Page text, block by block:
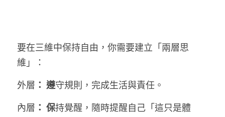
要在三維中保持自由，你需要建立「兩層思
維」：
外層 ： 遵守規則，完成生活與責任。
內層 ： 保持覺醒，隨時提醒自己「這只是體